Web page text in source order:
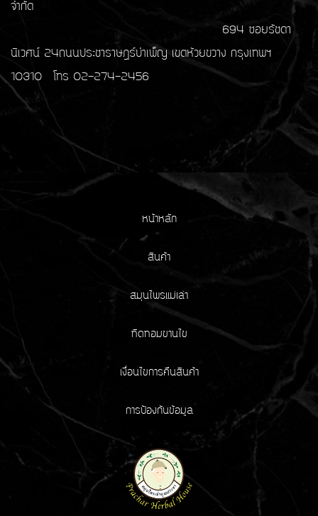
จำกัด
694 ซอยรัชดา
นิเวศน์ 24ถนนประชาราษฎร์บำเพ็ญ เขตห้วยขวาง กรุงเทพฯ
10310 โทร 02-274-2456
หน้าหลัก
สินค้า
สมุนไพรแม่เล่า
ทิดทอมขานไข
เงื่อนไขการคืนสินค้า
การป้องกันข้อมูล